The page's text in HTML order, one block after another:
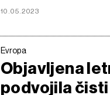
10.05.2023
Evropa
Objavljena
podvojila